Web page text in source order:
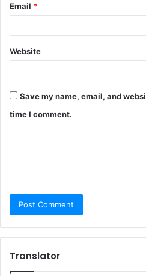
Email *
Website
Save my name, email, and
time I comment.
Translator